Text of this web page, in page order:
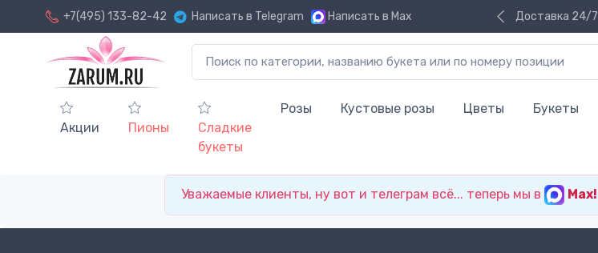
+7(495) 133-82-42 Написать в Telegram Написать в Max Доставка 24/7
Акции Пионы
Сладкие
букеты
Розы Кустовые розы Цветы Букеты
Уважаемые клиенты, ну вот и телеграм всё... теперь мы в Max!